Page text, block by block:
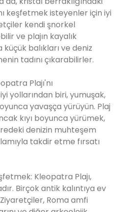
keşfetmek isteyenler için iyi
kendi şnorkel
ve plajın kayalık
küçük balıkları ve deniz
tadını çıkarabilirler.
Plajı'nı
yollarından biri, yumuşak,
yavaşça yürüyün. Plaj
kıyı boyunca yürümek,
denizin muhteşem
takdir etme fırsatı
Kleopatra Plajı,
Birçok antik kalıntıya ev
Roma amfi